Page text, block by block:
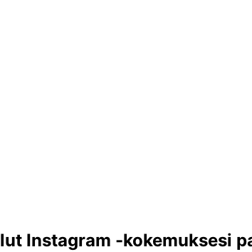
Instagram -kokemuksesi